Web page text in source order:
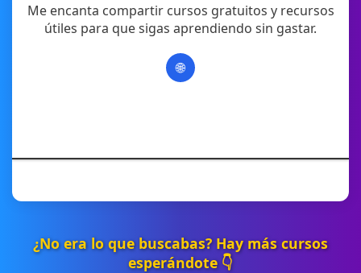
Me encanta compartir cursos gratuitos y recursos
útiles para que sigas aprendiendo sin gastar.
🌐
¿No era lo que buscabas? Hay más cursos
esperándote 👇